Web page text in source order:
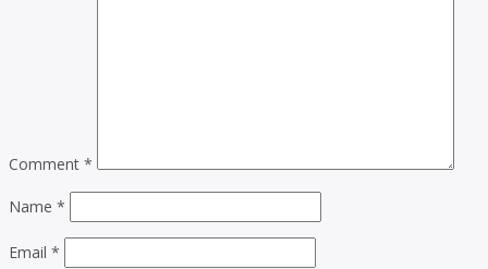
Comment *
Name *
Email *